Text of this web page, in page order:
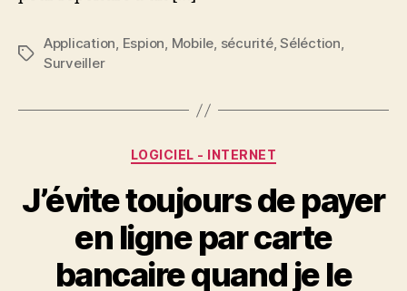
Étiquettes
Application, Espion, Mobile, sécurité,Séléction,
Surveiller
Catégories
LOGICIEL - INTERNET
J’évite toujours de payer
en ligne par carte
bancaire quand je le